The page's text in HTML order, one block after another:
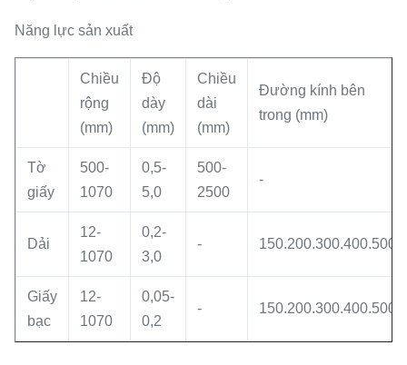
Năng lực sản xuất
Chiều
rộng
(mm)
Độ
dày
(mm)
Chiều
dài
(mm)
Đường kính bên
trong (mm)
Tờ
giấy
500-
1070
0,5-
5,0
500-
2500
-
Dải
12-
1070
0,2-
3,0
- 150.200.300.400.500
Giấy
bạc
12-
1070
0,05-
0,2
- 150.200.300.400.500